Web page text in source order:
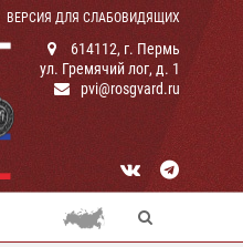
ВЕРСИЯ ДЛЯ СЛАБОВИДЯЩИХ
614112, г. Пермь
ул. Гремячий лог, д. 1
pvi@rosgvard.ru